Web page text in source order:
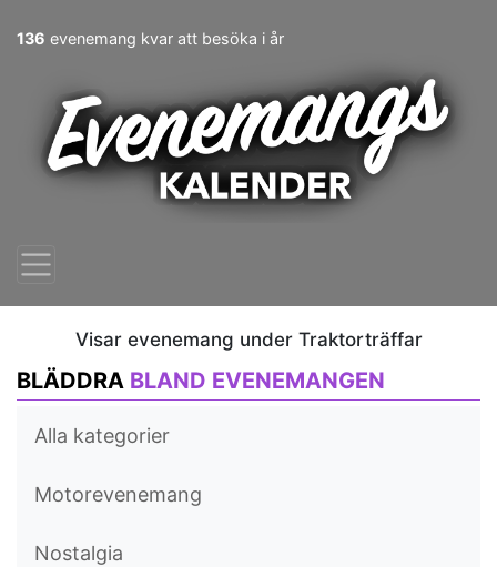
136 evenemang kvar att besöka i år
Visar evenemang under Traktorträffar
BLÄDDRA BLAND EVENEMANGEN
Alla kategorier
Motorevenemang
Nostalgia